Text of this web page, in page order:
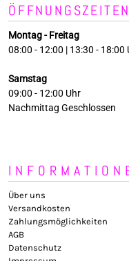
ÖFFNUNGSZEITEN
Montag - Freitag
08:00 - 12:00 | 13:30 - 18:00
Samstag
09:00 - 12:00 Uhr
Nachmittag Geschlossen
Über uns
Versandkosten
Zahlungsmöglichkeiten
AGB
Datenschutz